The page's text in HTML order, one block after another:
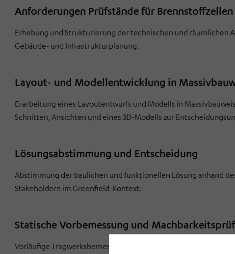
Anforderungen Prüfstände für Brennstoffzellen
Erhebung und Strukturierung der technischen und räumlichen
Gebäude- und Infrastrukturplanung.
Layout- und Modellentwicklung in
Erarbeitung eines Layoutentwurfs und Modells in
Schnitten, Ansichten und eines 3D-Modells zur
Lösungsabstimmung und Entscheidung
Abstimmung der baulichen und funktionellen Lösung anhand
Stakeholdern im Greenfield-Kontext.
Statische Vorbemessung und
Vorläufige Tragwerksbemessung und Überprüfung der